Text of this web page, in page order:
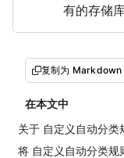
有的存储
复制为 Markdown
在本文中
关于 自定义自动分类
将 自定义自动分类规